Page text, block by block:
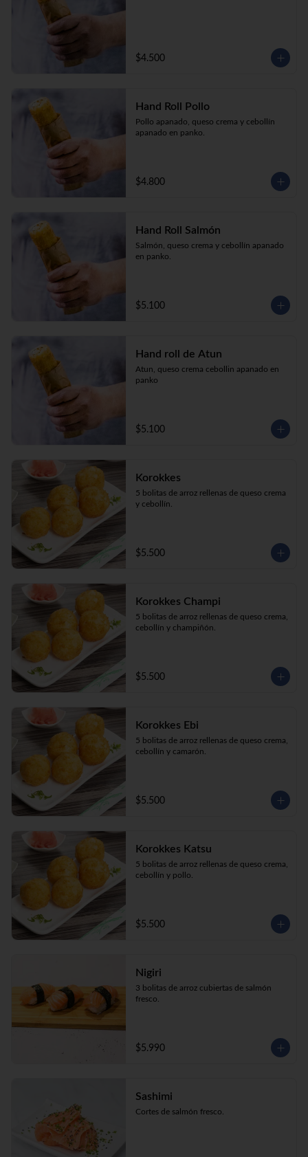
$4.500
Hand Roll Pollo
Pollo apanado, queso crema y cebollín
apanado en panko.
$4.800
Hand Roll Salmón
Salmón, queso crema y cebollín apanado
en panko.
$5.100
Hand roll de Atun
Atun, queso crema cebollin apanado en
panko
$5.100
Korokkes
5 bolitas de arroz rellenas de queso crema
y cebollín.
$5.500
Korokkes Champi
5 bolitas de arroz rellenas de queso crema,
cebollín y champiñón.
$5.500
Korokkes Ebi
5 bolitas de arroz rellenas de queso crema,
cebollín y camarón.
$5.500
Korokkes Katsu
5 bolitas de arroz rellenas de queso crema,
cebollín y pollo.
$5.500
Nigiri
3 bolitas de arroz cubiertas de salmón
fresco.
$5.990
Sashimi
Cortes de salmón fresco.